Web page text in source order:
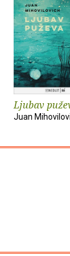
Ljubav
Juan